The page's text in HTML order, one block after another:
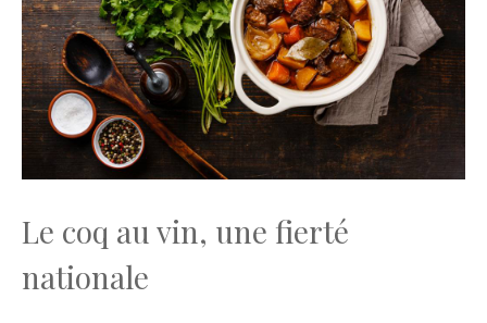
Le coq au vin, une fierté
nationale